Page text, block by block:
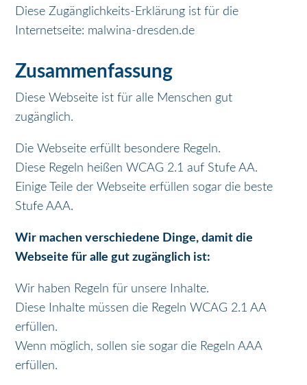
Diese Zugänglichkeits-Erklärung ist für die
Internetseite: malwina-dresden.de
Zusammenfassung
Diese Webseite ist für alle Menschen gut
zugänglich.
Die Webseite erfüllt besondere Regeln.
Diese Regeln heißen WCAG 2.1 auf Stufe AA.
Einige Teile der Webseite erfüllen sogar die beste
Stufe AAA.
Wir machen verschiedene Dinge, damit die
Webseite für alle gut zugänglich ist:
Wir haben Regeln für unsere Inhalte.
Diese Inhalte müssen die Regeln WCAG 2.1 AA
erfüllen.
Wenn möglich, sollen sie sogar die Regeln AAA
erfüllen.